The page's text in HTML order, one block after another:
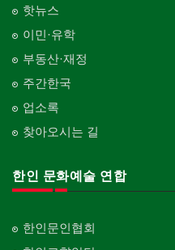
핫뉴스
이민·유학
부동산·재정
주간한국
업소록
찾아오시는 길
한인 문화예술 연합
한인문인협회